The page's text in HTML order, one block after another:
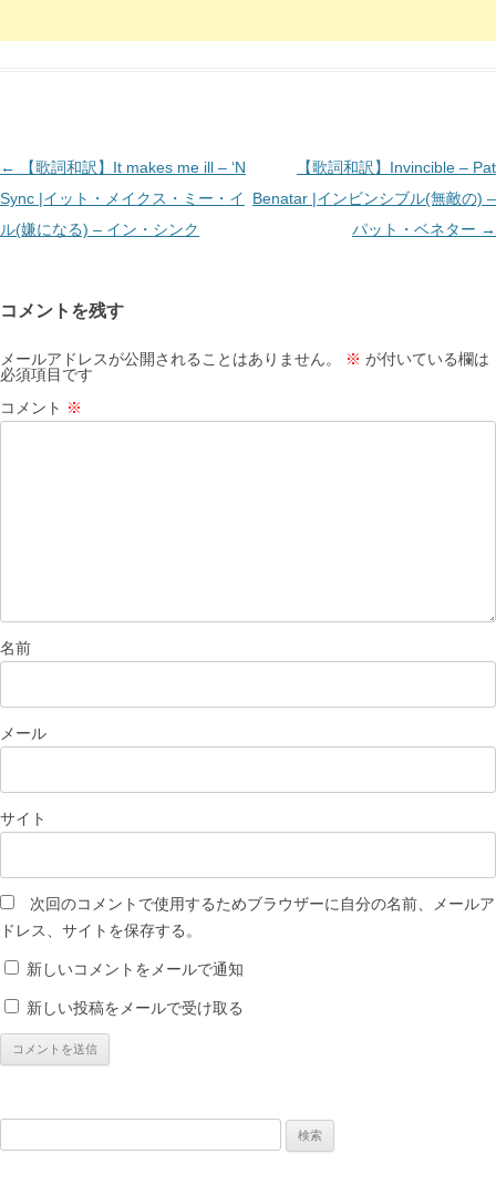
投
稿
ナ
ー
シ
ョ
ン
←
【歌詞和訳】It makes me ill – ‘N
Sync |イット・メイクス・ミー・イ
ル(嫌になる) – イン・シンク
【歌詞和訳】Invincible – Pat
Benatar |インビンシブル(無敵の) –
パット・ベネター →
コメントを残す
メールアドレスが公開されることはありません。 ※ が付いている欄は
必須項目です
コメント ※
名前
メール
サイト
次回のコメントで使用するためブラウザーに自分の名前、メールア
ドレス、サイトを保存する。
新しいコメントをメールで通知
新しい投稿をメールで受け取る